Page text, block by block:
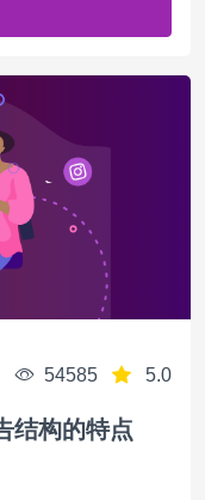
54585 5.0
结构的特点